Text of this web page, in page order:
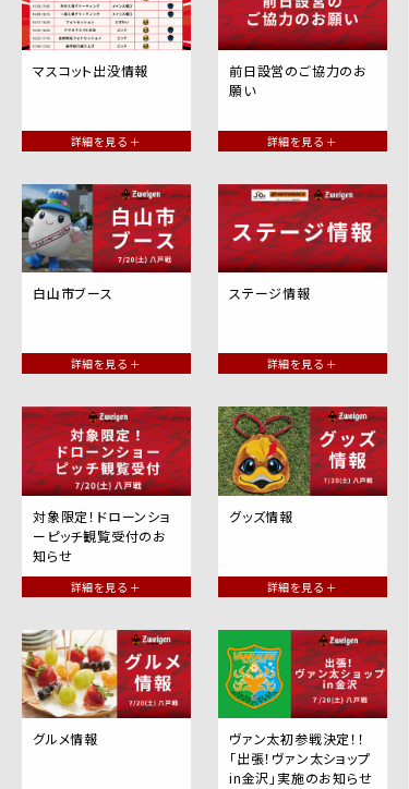
マスコット出没情報
詳細を見る ＋
前日設営のご協力のお
願い
詳細を見る ＋
白山市ブース
詳細を見る ＋
ステージ情報
詳細を見る ＋
対象限定！ドローンショ
ーピッチ観覧受付のお
知らせ
詳細を見る ＋
グッズ情報
詳細を見る ＋
グルメ情報
ヴァン太初参戦決定！！
「出張！ヴァン太ショップ
in金沢」実施のお知らせ